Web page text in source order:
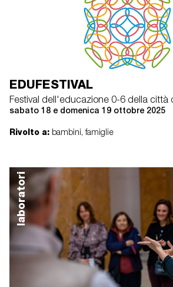
EDUFESTIVAL
Festival dell'educazione 0-6 della città
sabato 18 e domenica 19 ottobre 2025
Rivolto a: bambini, famiglie
laboratori